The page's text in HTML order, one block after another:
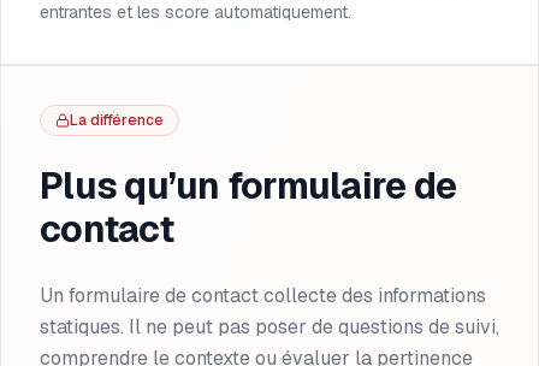
entrantes et les score automatiquement.
La différence
Plus qu’un formulaire de
contact
Un formulaire de contact collecte des informations
statiques. Il ne peut pas poser de questions de suivi,
comprendre le contexte ou évaluer la pertinence